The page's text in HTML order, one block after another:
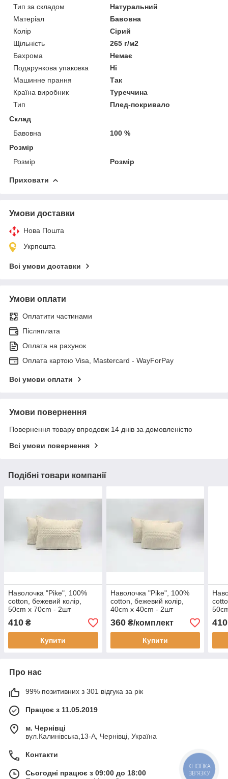
Тип за складом
Натуральний
Матеріал
Бавовна
Колір
Сірий
Щільність
265 г/м2
Бахрома
Немає
Подарункова упаковка
Ні
Машинне прання
Так
Країна виробник
Туреччина
Тип
Плед-покривало
Склад
Бавовна
100 %
Розмір
Розмір
Розмір
Приховати
Умови доставки
Нова Пошта
Укрпошта
Всі умови доставки
Умови оплати
Оплатити частинами
Післяплата
Оплата на рахунок
Оплата картою Visa, Mastercard - WayForPay
Всі умови оплати
Умови повернення
Повернення товару впродовж 14 днів за домовленістю
Всі умови повернення
Подібні товари компанії
Наволочка "Pike", 100%
cotton, бежевий колір,
50cm x 70cm - 2шт
410 ₴
Купити
Наволочка "Pike", 100%
cotton, бежевий колір,
40cm x 40cm - 2шт
360₴/комплект
Купити
410
Про нас
99% позитивних з 301 відгука за рік
Працює з 11.05.2019
м. Чернівці
вул.Калинівська,13-А, Чернівці, Україна
Контакти
Сьогодні працює з 09:00 до 18:00
КНОПКА
ЗВ'ЯЗКУ